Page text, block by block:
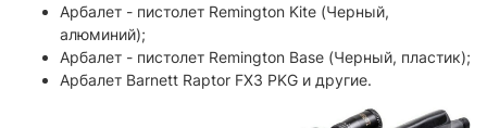
Арбалет - пистолет Remington Kite (Черный,
алюминий);
Арбалет - пистолет Remington Base (Черный, пластик);
Арбалет Barnett Raptor FX3 PKG и другие.